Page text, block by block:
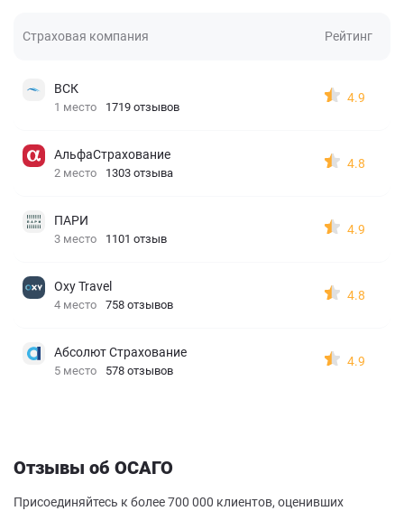
Страховая компания Рейтинг
ВСК
1 место 1719 отзывов
4.9
АльфаСтрахование
2 место 1303 отзыва
4.8
ПАРИ
3 место 1101 отзыв
4.9
Oxy Travel
4 место 758 отзывов
4.8
Абсолют Страхование
5 место 578 отзывов
4.9
Отзывы об ОСАГО
Присоединяйтесь к более 700 000 клиентов, оценивших